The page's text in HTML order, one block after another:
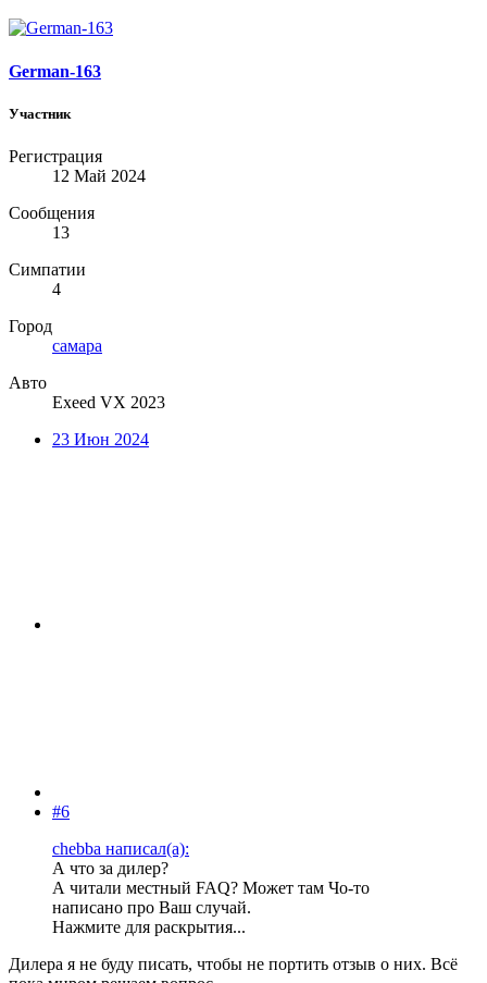
German-163
Участник
Регистрация
12 Май 2024
Сообщения
13
Симпатии
4
Город
самара
Авто
Exeed VX 2023
23 Июн 2024
#6
chebba написал(а):
А что за дилер?
А читали местный FAQ? Может там Чо-то
написано про Ваш случай.
Нажмите для раскрытия...
Дилера я не буду писать, чтобы не портить отзыв о них. Всё